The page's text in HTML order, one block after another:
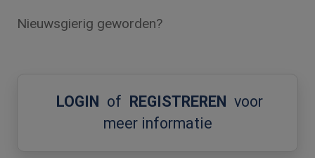
Nieuwsgierig geworden?
LOGIN of REGISTREREN voor
meer informatie